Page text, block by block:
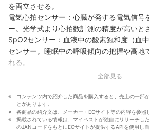
を両立させる。
電気心拍センサー：心臓が発する電気信号
ー。光学式より心拍数計測の精度が高いと
SpO2センサー：血液中の酸素飽和度（血
センサー。睡眠中の呼吸傾向の把握や高地
れる。
全部見る
コンテンツ内で紹介した商品を購入すると、売上の一部
とがあります。
各商品の紹介文は、メーカー・ECサイト等の内容を参照
掲載されている情報は、マイベストが独自にリサーチし
のJANコードをもとにECサイトが提供するAPIを使用し